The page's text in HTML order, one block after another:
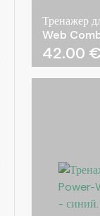
Тренажер
Web
42.00 €